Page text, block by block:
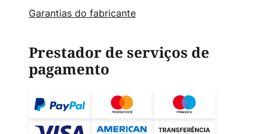
Garantias do fabricante
Prestador de serviços de
pagamento